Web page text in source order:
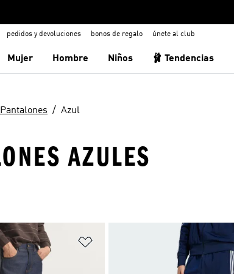
pedidos y devoluciones bonos de regalo únete al club
Mujer Hombre Niños 🩰 Tendencias
Pantalones Azul
AZULES
Añadir a la lista de deseos